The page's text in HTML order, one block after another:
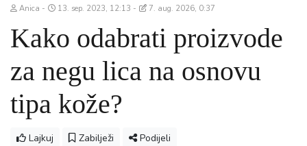
Anica 13. sep. 2023, 12:13 7. aug. 2026, 0:37
Kako odabrati proizvode
za negu lica na osnovu
tipa kože?
Lajkuj Zabilježi Podijeli